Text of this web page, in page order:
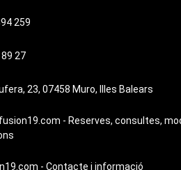
259
27
23, 07458 Muro, Illes Balears
- Reserves, consultes,
- Contacte i informació